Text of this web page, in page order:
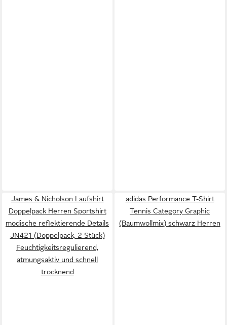
James & Nicholson Laufshirt
Doppelpack Herren Sportshirt
modische reflektierende Details
JN421 (Doppelpack, 2 Stück)
Feuchtigkeitsregulierend,
atmungsaktiv und schnell
trocknend
adidas Performance T-Shirt
Tennis Category Graphic
(Baumwollmix) schwarz Herren